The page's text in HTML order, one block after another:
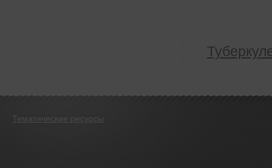
Тематические ресурсы